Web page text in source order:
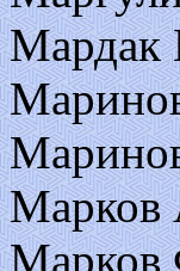
Мардак
Марков
Марков